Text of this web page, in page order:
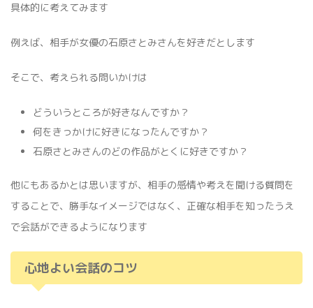
具体的に考えてみます
例えば、相手が女優の石原さとみさんを好きだとします
そこで、考えられる問いかけは
どういうところが好きなんですか？
何をきっかけに好きになったんですか？
石原さとみさんのどの作品がとくに好きですか？
他にもあるかとは思いますが、相手の感情や考えを聞ける質問を
することで、勝手なイメージではなく、正確な相手を知ったうえ
で会話ができるようになります
心地よい会話のコツ